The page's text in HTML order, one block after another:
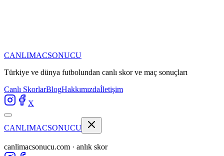
CANLIMACSONUCU
Türkiye ve dünya futbolundan canlı skor ve maç sonuçları
Canlı SkorlarBlogHakkımızdaİletişim
X
CANLIMACSONUCU
canlimacsonucu.com · anlık skor